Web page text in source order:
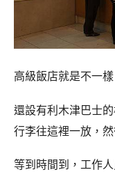
高級飯店就是不一樣
還設有利木津巴士
行李往這裡一放，
等到時間到，工作